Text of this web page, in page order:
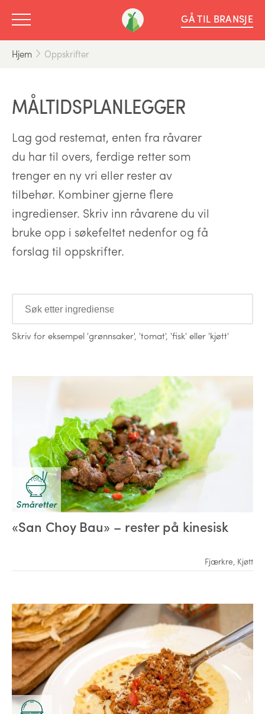
GÅ TIL BRANSJE
Hjem Oppskrifter
MÅLTIDSPLANLEGGER
Lag god restemat, enten fra råvarer
du har til overs, ferdige retter som
trenger en ny vri eller rester av
tilbehør. Kombiner gjerne flere
ingredienser. Skriv inn råvarene du vil
bruke opp i søkefeltet nedenfor og få
forslag til oppskrifter.
Ingredienser
Skriv for eksempel 'grønnsaker', 'tomat', 'fisk' eller 'kjøtt'
Småretter
«San Choy Bau» – rester på kinesisk
Fjærkre Kjøtt